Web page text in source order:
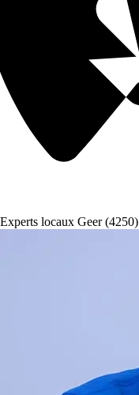
Experts locaux Geer (4250)